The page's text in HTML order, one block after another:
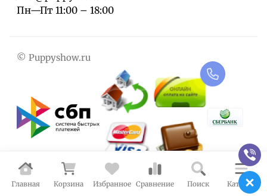
Главная Корзина Избранное Сравнение Поиск Каталог
Пн—Пт 11:00 – 18:00
© Puppyshow.ru